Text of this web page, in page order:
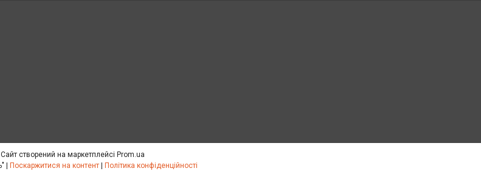
Сайт створений на маркетплейсі Prom.ua
Поскаржитися на контент Політика конфіденційності